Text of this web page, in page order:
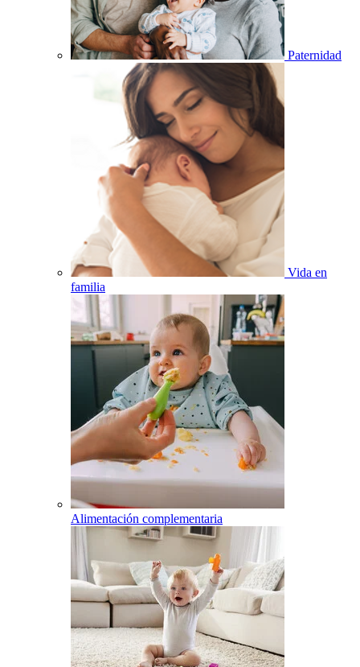
Paternidad
Vida en
familia
Alimentación complementaria